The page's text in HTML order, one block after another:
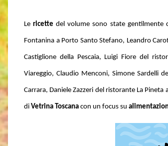
Lericette del volume sono state gentilmente
Fontanina a Porto Santo Stefano, Leandro
Castiglione della Pescaia, Luigi Fiore del
Viareggio, Claudio Menconi, Simone Sardelli
Carrara, Daniele Zazzeri del ristorante La
di Vetrina Toscana con un focus su